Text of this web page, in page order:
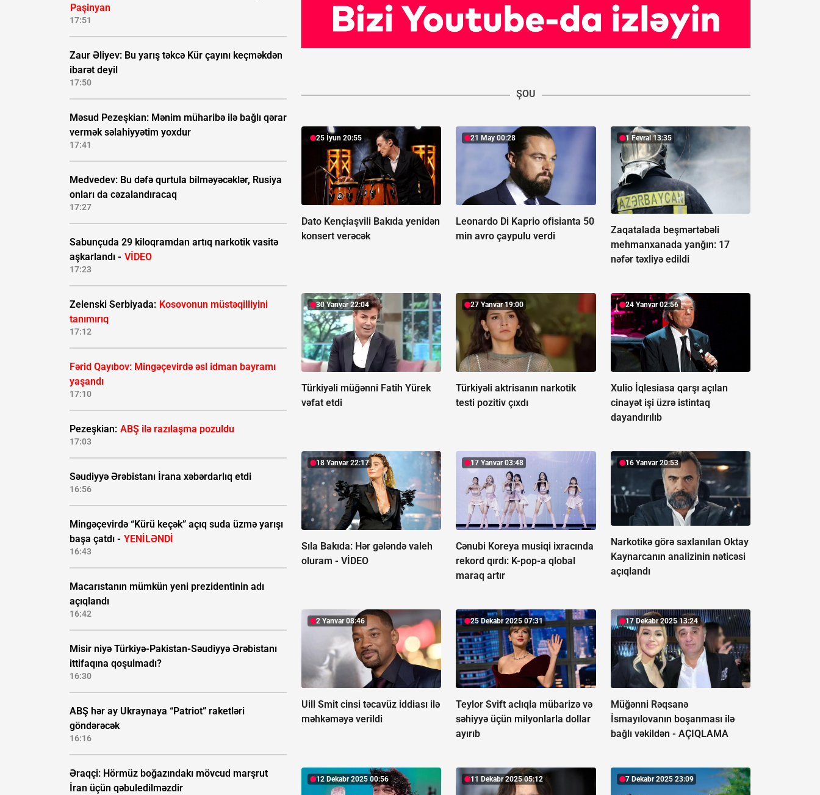
Paşinyan
17:51
Zaur Əliyev: Bu yarış təkcə Kür çayını keçməkdən
ibarət deyil
17:50
Məsud Pezeşkian: Mənim müharibə ilə bağlı qərar
vermək səlahiyyətim yoxdur
17:41
Medvedev: Bu dəfə qurtula bilməyəcəklər, Rusiya
onları da cəzalandıracaq
17:27
Sabunçuda 29 kiloqramdan artıq narkotik vasitə
aşkarlandı - VİDEO
17:23
Zelenski Serbiyada: Kosovonun müstəqilliyini
tanımırıq
17:12
Fərid Qayıbov: Mingəçevirdə əsl idman bayramı
yaşandı
17:10
Pezeşkian: ABŞ ilə razılaşma pozuldu
17:03
Səudiyyə Ərəbistanı İrana xəbərdarlıq etdi
16:56
Mingəçevirdə “Kürü keçək” açıq suda üzmə yarışı
başa çatdı - YENİLƏNDİ
16:43
Macarıstanın mümkün yeni prezidentinin adı
açıqlandı
16:42
Misir niyə Türkiyə-Pakistan-Səudiyyə Ərəbistanı
ittifaqına qoşulmadı?
16:30
ABŞ hər ay Ukraynaya “Patriot” raketləri
göndərəcək
16:16
Əraqçi: Hörmüz boğazındakı mövcud marşrut
İran üçün qəbuledilməzdir
ŞOU
25 İyun 20:55
Dato Kençiaşvili Bakıda yenidən
konsert verəcək
21 May 00:28
Leonardo Di Kaprio ofisianta 50
min avro çaypulu verdi
1 Fevral 13:35
Zaqatalada beşmərtəbəli
mehmanxanada yanğın: 17
nəfər təxliyə edildi
30 Yanvar 22:04
Türkiyəli müğənni Fatih Yürek
vəfat etdi
27 Yanvar 19:00
Türkiyəli aktrisanın narkotik
testi pozitiv çıxdı
24 Yanvar 02:56
Xulio İqlesiasa qarşı açılan
cinayət işi üzrə istintaq
dayandırılıb
18 Yanvar 22:17
Sıla Bakıda: Hər gələndə valeh
oluram - VİDEO
17 Yanvar 03:48
Cənubi Koreya musiqi ixracında
rekord qırdı: K-pop-a qlobal
maraq artır
16 Yanvar 20:53
Narkotikə görə saxlanılan Oktay
Kaynarcanın analizinin nəticəsi
açıqlandı
2 Yanvar 08:46
Uill Smit cinsi təcavüz iddiası ilə
məhkəməyə verildi
25 Dekabr 2025 07:31
Teylor Svift aclıqla mübarizə və
səhiyyə üçün milyonlarla dollar
ayırıb
17 Dekabr 2025 13:24
Müğənni Rəqsanə
İsmayılovanın boşanması ilə
bağlı vəkildən - AÇIQLAMA
12 Dekabr 2025 00:56 11 Dekabr 2025 05:12 7 Dekabr 2025 23:09